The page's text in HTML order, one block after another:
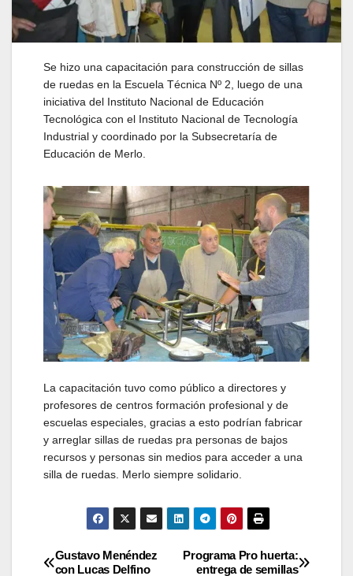
Se hizo una capacitación para construcción de sillas
de ruedas en la Escuela Técnica Nº 2, luego de una
iniciativa del Instituto Nacional de Educación
Tecnológica con el Instituto Nacional de Tecnología
Industrial y coordinado por la Subsecretaría de
Educación de Merlo.
La capacitación tuvo como público a directores y
profesores de centros formación profesional y de
escuelas especiales, gracias a esto podrían fabricar
y arreglar sillas de ruedas pra personas de bajos
recursos y personas sin medios para acceder a una
silla de ruedas. Merlo siempre solidario.
NavegaciónPrograma Pro huerta:
entrega de semillas
Gustavo Menéndez
con Lucas Delfino